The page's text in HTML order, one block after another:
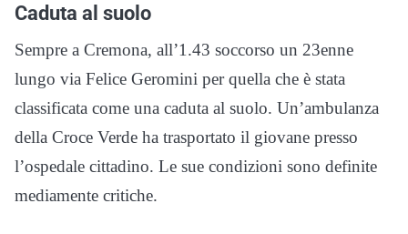
Caduta al suolo
Sempre a Cremona, all’1.43 soccorso un 23enne
lungo via Felice Geromini per quella che è stata
classificata come una caduta al suolo. Un’ambulanza
della Croce Verde ha trasportato il giovane presso
l’ospedale cittadino. Le sue condizioni sono definite
mediamente critiche.